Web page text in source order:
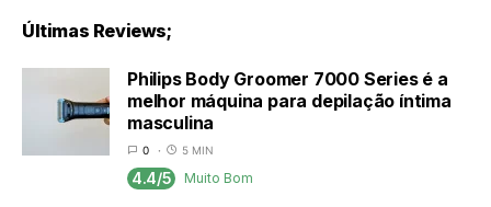
Últimas Reviews;
Philips Body Groomer 7000 Series é a
melhor máquina para depilação íntima
masculina
0 5 MIN
4.4/5 Muito Bom